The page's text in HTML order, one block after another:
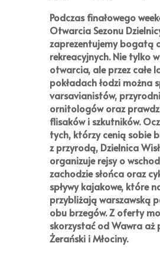
Podczasfinałowego
Otwarcia Sezonu
zaprezentujemy bogatą
rekreacyjnych. Nie tylko
otwarcia, ale przez całe
pokładach łodzi można
varsavianistów,
ornitologów oraz
flisaków i szkutników.
tych, którzy cenią sobie
z przyrodą, Dzielnica
organizuje rejsy o
zachodzie słońca oraz
spływy kajakowe, które
przybliżają warszawską
obu brzegów. Z oferty
skorzystać od Wawra aż
Żerański i Młociny.